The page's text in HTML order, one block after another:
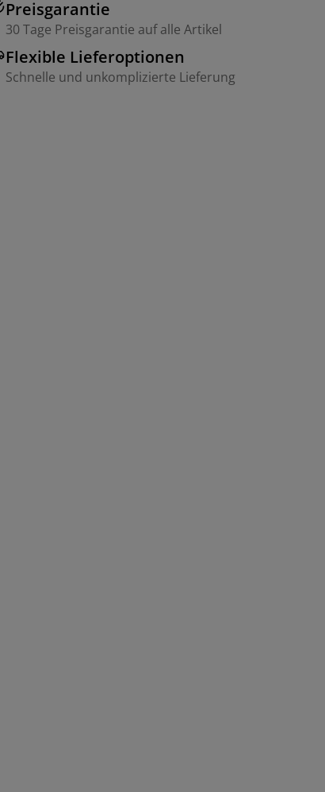
Preisgarantie
30 Tage Preisgarantie auf alle Artikel
Flexible Lieferoptionen
Schnelle und unkomplizierte Lieferung